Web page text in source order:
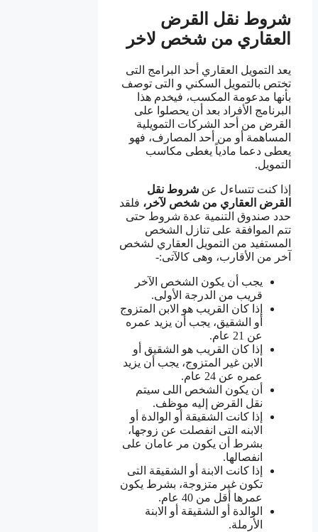
شروط نقل القرض
العقاري من شخص لاخر
يعد التمويل العقاري أحد البرامج التى
تختص بالتمويل السكني و التى توصف
بأنها مدعومة المكسب، فيخدم هذا
البرنامج الأفراد بعد أن يحصلوا على
القرض من أحد الشركات التمويلية
المساهمة أو من أحد المصارف، فهو
يعطى دعما مادياً يغطى مكاسب
التمويل.
إذا كنت تتساءل عن شروط نقل
القرض العقاري من شخص لآخر، فلقد
حدد صندوق التنمية عدة شروط حتى
تتم الموافقة على تنازل الشخص
المستفيد من التمويل العقاري لشخص
آخر من الأقارب، وهى كالآتى:-
يجب أن يكون الشخص الآخر
قريب من الدرجة الأولى.
إذا كان القريب هو الابن المتزوج
أو الشقيق، يجب أن يزيد عمره
عن 21 عام.
إذا كان القريب هو الشقيق أو
الابن غير المتزوج، يجب أن يزيد
عمره عن 24 عام.
أن يكون الشخص اللى سيتم
نقل القرض إليه موظف.
إذا كانت الشقيقة أو الوالدة أو
الابنه التى انفصلت عن زوجها،
بشرط أن يكون مر عامان على
انفصالها.
إذا كانت الابنة أو الشقيقة التى
تكون غير متزوجة، بشرط يكون
عمرها أقل من 40 عام.
الوالدة أو الشقيقة أو الابنة
الأرملة.